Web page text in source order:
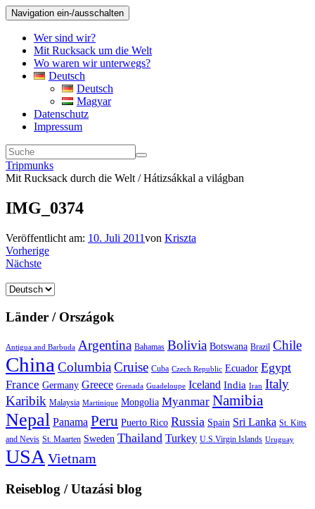
Navigation ein-/ausschalten
Wer sind wir?
Mit Rucksack um die Welt
Wo waren wir unterwegs?
Deutsch
Deutsch
Magyar
Datenschutz
Impressum
Tripmunks
Mit Rucksack durch die Welt / Hátizsákkal a világban
IMG_0374
Veröffentlicht am: 10. Juli 2011von Kriszta
Vorherige
Nächste
Sprache
Länder / Országok
Antigua and Barbuda Argentina Bahamas Bolivia Botswana Brazil Chile
China ColumbiaCruise Cuba Czech Republic Ecuador Egypt
France Germany Greece Grenada Guadeloupe Iceland India Iran Italy
Karibik Malaysia Martinique Mongolia Myanmar Namibia
Nepal Panama Peru Puerto Rico Russia Spain Sri Lanka St. Kitts
and Nevis St. Maarten Sweden Thailand Turkey U.S.Virgin Islands Uruguay
USAVietnam
Reiseblog / Utazási blog